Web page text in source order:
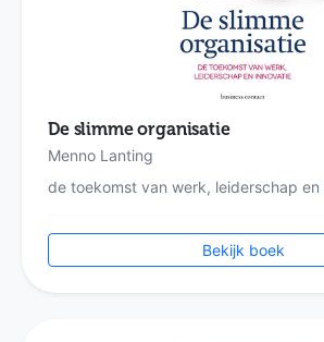
De slimme organisatie
Menno Lanting
de toekomst van werk, leiderschap en
Bekijk boek